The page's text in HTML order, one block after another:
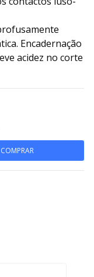
Encadernação
acidez no corte